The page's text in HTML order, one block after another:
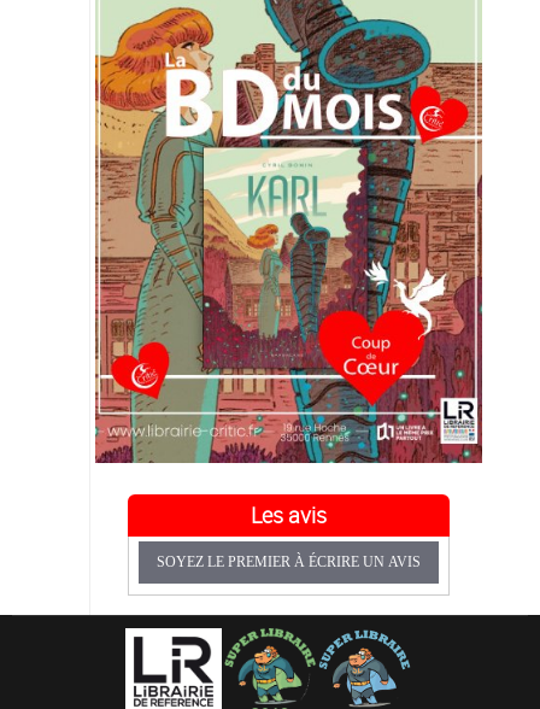
Les avis
SOYEZ LE PREMIER À ÉCRIRE UN AVIS